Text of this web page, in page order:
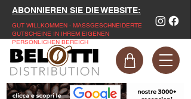
ABONNIEREN SIE DIE WEBSITE:
GUT WILLKOMMEN - MASSGESCHNEIDERTE
GUTSCHEINE IN IHREM EIGENEN
PERSÖNLICHEN BEREICH